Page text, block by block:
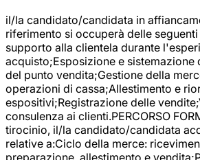
il/la candidato/candidata in
riferimento si occuperà delle
supporto alla clientela durante
acquisto;Esposizione e
del punto vendita;Gestione della
operazioni di cassa;Allestimento e
espositivi;Registrazione delle
consulenza ai clienti.PERCORSO
tirocinio, il/la candidato/candidata
relative a:Ciclo della merce:
preparazione, allestimento e